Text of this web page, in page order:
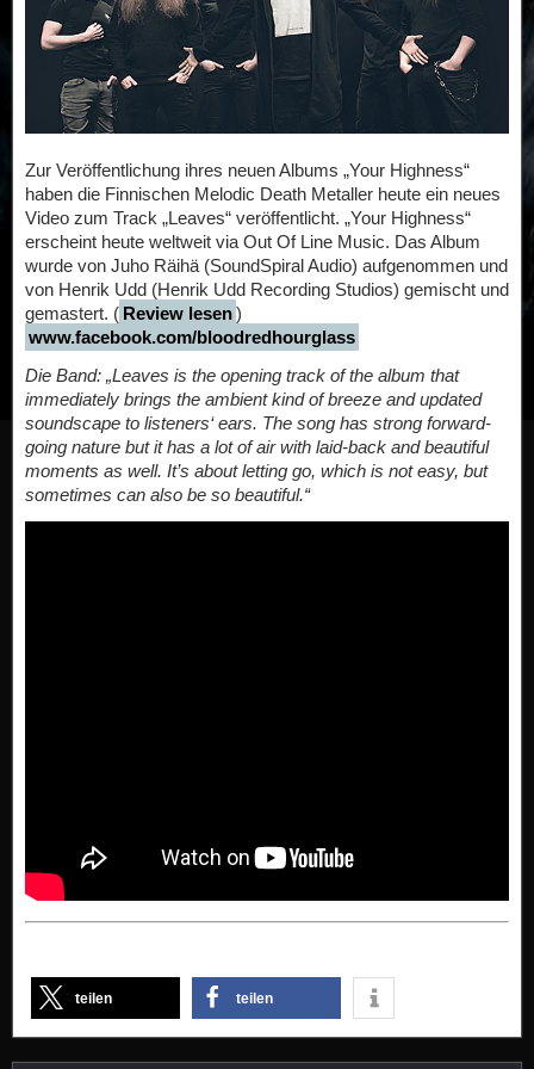
Zur Veröffentlichung ihres neuen Albums „Your Highness“
haben die Finnischen Melodic Death Metaller heute ein neues
Video zum Track „Leaves“ veröffentlicht. „Your Highness“
erscheint heute weltweit via Out Of Line Music. Das Album
wurde von Juho Räihä (SoundSpiral Audio) aufgenommen und
von Henrik Udd (Henrik Udd Recording Studios) gemischt und
gemastert. ( Review lesen)
www.facebook.com/bloodredhourglass
Die Band: „Leaves is the opening track of the album that
immediately brings the ambient kind of breeze and updated
soundscape to listeners‘ ears. The song has strong forward-
going nature but it has a lot of air with laid-back and beautiful
moments as well. It’s about letting go, which is not easy, but
sometimes can also be so beautiful.“
teilen teilen